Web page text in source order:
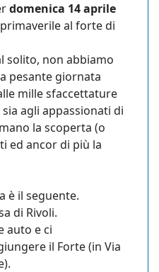
domenica 14 aprile
al forte di
solito, non abbiamo
pesante giornata
mille sfaccettature
agli appassionati di
la scoperta (o
ed ancor di più la
è il seguente.
di Rivoli.
auto e ci
il Forte (in Via